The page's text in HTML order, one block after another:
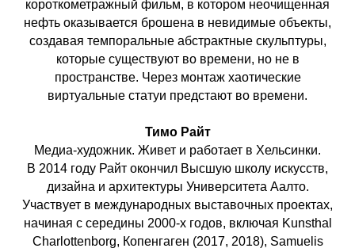
короткометражный фильм, в котором неочищенная
нефть оказывается брошена в невидимые объекты,
создавая темпоральные абстрактные скульптуры,
которые существуют во времени, но не в
пространстве. Через монтаж хаотические
виртуальные статуи предстают во времени.
Тимо Райт
Медиа-художник. Живет и работает в Хельсинки.
В 2014 году Райт окончил Высшую школу искусств,
дизайна и архитектуры Университета Аалто.
Участвует в международных выставочных проектах,
начиная с середины 2000-х годов, включая Kunsthal
Charlottenborg, Копенгаген (2017, 2018), Samuelis